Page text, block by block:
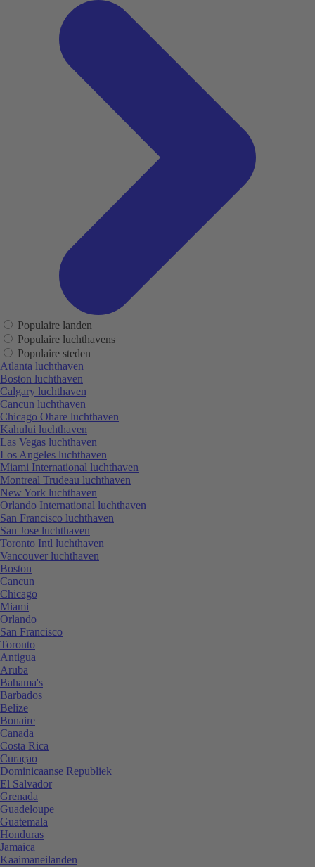
Populaire landen
Populaire luchthavens
Populaire steden
Atlanta luchthaven
Boston luchthaven
Calgary luchthaven
Cancun luchthaven
Chicago Ohare luchthaven
Kahului luchthaven
Las Vegas luchthaven
Los Angeles luchthaven
Miami International luchthaven
Montreal Trudeau luchthaven
New York luchthaven
Orlando International luchthaven
San Francisco luchthaven
San Jose luchthaven
Toronto Intl luchthaven
Vancouver luchthaven
Boston
Cancun
Chicago
Miami
Orlando
San Francisco
Toronto
Antigua
Aruba
Bahama's
Barbados
Belize
Bonaire
Canada
Costa Rica
Curaçao
Dominicaanse Republiek
El Salvador
Grenada
Guadeloupe
Guatemala
Honduras
Jamaica
Kaaimaneilanden